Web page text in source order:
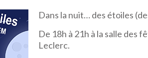
Dans la nuit… des étoiles
De 18h à 21h à la salle des
Leclerc.